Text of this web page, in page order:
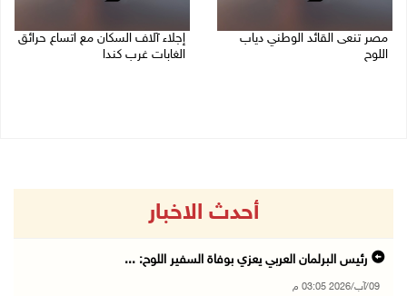
مصر تنعى القائد الوطني دياب
اللوح
إجلاء آلاف السكان مع اتساع حرائق
الغابات غرب كندا
أحدث الاخبار
رئيس البرلمان العربي يعزي بوفاة السفير اللوح: ...
09/آب/2026 03:05 م